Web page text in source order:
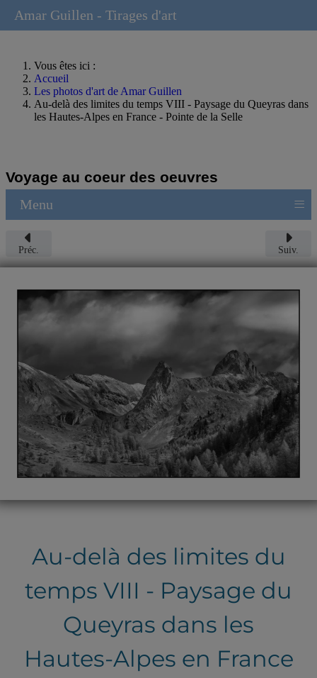
Vous êtes ici :
Accueil
Les photos d'art de Amar Guillen
Au-delà des limites du temps VIII - Paysage du Queyras dans
les Hautes-Alpes en France - Pointe de la Selle
Voyage au coeur des oeuvres
Menu ≡
Préc. Suiv.
Au-delà des limites du
temps VIII - Paysage du
Queyras dans les
Hautes-Alpes en France
Amar Guillen - Tirages d'art